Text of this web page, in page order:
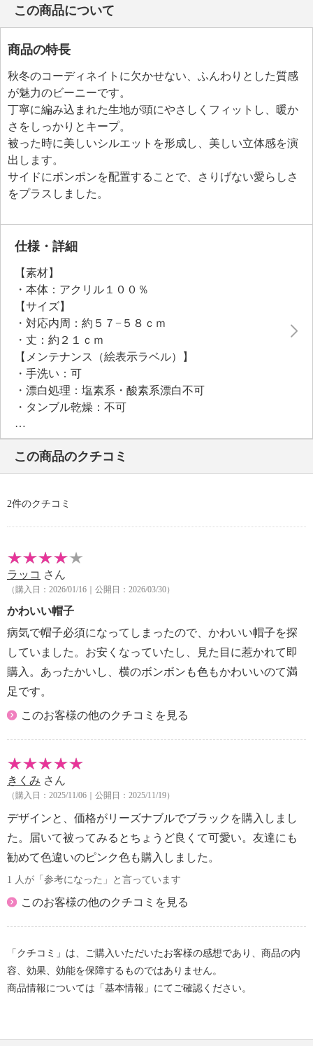
この商品について
商品の特長
秋冬のコーディネイトに欠かせない、ふんわりとした質感
が魅力のビーニーです。
丁寧に編み込まれた生地が頭にやさしくフィットし、暖か
さをしっかりとキープ。
被った時に美しいシルエットを形成し、美しい立体感を演
出します。
サイドにポンポンを配置することで、さりげない愛らしさ
をプラスしました。
仕様・詳細
【素材】
・本体：アクリル１００％
【サイズ】
・対応内周：約５７−５８ｃｍ
・丈：約２１ｃｍ
【メンテナンス（絵表示ラベル）】
・手洗い：可
・漂白処理：塩素系・酸素系漂白不可
・タンブル乾燥：不可
・自然乾燥：日陰のぬれ平干し
・アイロン仕上げ：不可
・ドライクリーニング：不可
・ウエットクリーニング：可
・個体差あり
【原産国（地）】
この商品のクチコミ
2件のクチコミ
ラッコ さん
（購入日：2026/01/16｜公開日：2026/03/30）
かわいい帽子
病気で帽子必須になってしまったので、かわいい帽子を探
していました。お安くなっていたし、見た目に惹かれて即
購入。あったかいし、横のボンボンも色もかわいいのて満
足です。
このお客様の他のクチコミを見る
きくみ さん
（購入日：2025/11/06｜公開日：2025/11/19）
デザインと、価格がリーズナブルでブラックを購入しまし
た。届いて被ってみるとちょうど良くて可愛い。友達にも
勧めて色違いのピンク色も購入しました。
1 人が「参考になった」と言っています
このお客様の他のクチコミを見る
「クチコミ」は、ご購入いただいたお客様の感想であり、商品の内
容、効果、効能を保障するものではありません。
商品情報については「基本情報」にてご確認ください。